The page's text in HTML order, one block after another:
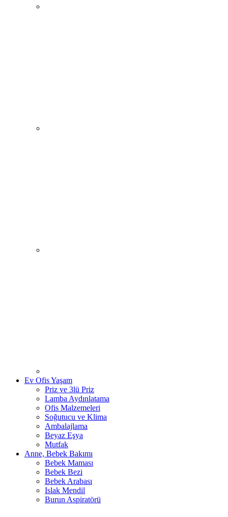
Ev Ofis Yaşam
Priz ve 3lü Priz
Lamba Aydınlatama
Ofis Malzemeleri
Soğutucu ve Klima
Ambalajlama
Beyaz Eşya
Mutfak
Anne, Bebek Bakımı
Bebek Maması
Bebek Bezi
Bebek Arabası
Islak Mendil
Burun Aspiratörü